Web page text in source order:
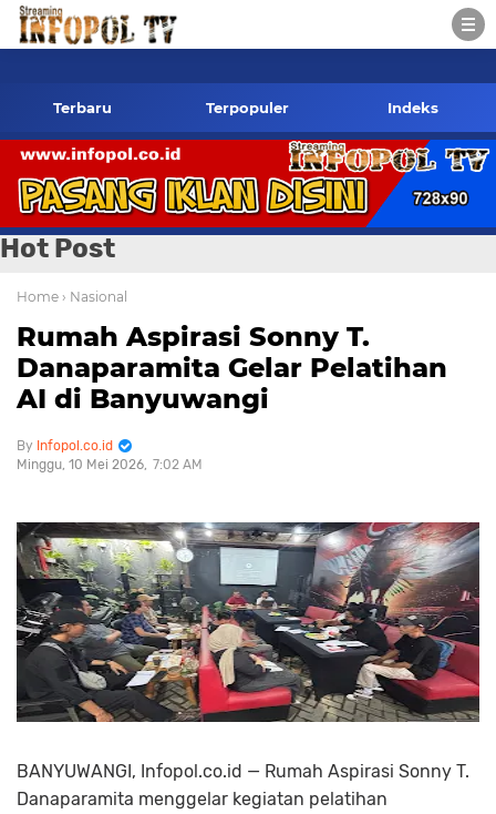
Kontak Redaksi- 085784424805 wa
Terbaru Terpopuler Indeks
Hot Post
Home › Nasional
Rumah Aspirasi Sonny T.
Danaparamita Gelar Pelatihan
AI di Banyuwangi
Infopol.co.id
Minggu, 10 Mei 2026 7:02 AM
BANYUWANGI, Infopol.co.id — Rumah Aspirasi Sonny T.
Danaparamita menggelar kegiatan pelatihan